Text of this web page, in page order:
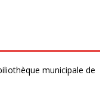
municipale de